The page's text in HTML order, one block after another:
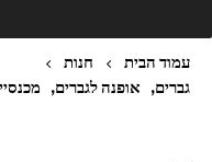
עמוד הבית
חנות
גברים, אופנה לגברים,